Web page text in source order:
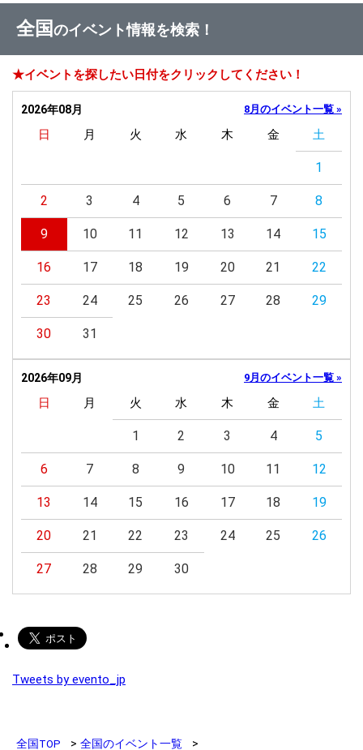
全国のイベント情報を検索！
★イベントを探したい日付をクリックしてください！
2026年08月 8月のイベント一覧 »
日 月 火 水 木 金 土
1
2 3 4 5 6 7 8
9 10 11 12 13 14 15
16 17 18 19 20 21 22
23 24 25 26 27 28 29
30 31
2026年09月 9月のイベント一覧 »
日 月 火 水 木 金 土
1 2 3 4 5
6 7 8 9 10 11 12
13 14 15 16 17 18 19
20 21 22 23 24 25 26
27 28 29 30
Tweets by evento_jp
全国TOP 全国のイベント一覧